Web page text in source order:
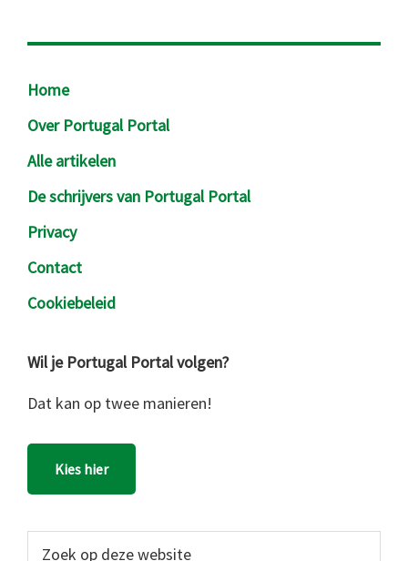
Footer
Home
Over Portugal Portal
Alle artikelen
De schrijvers van Portugal Portal
Privacy
Contact
Cookiebeleid
Wil je Portugal Portal volgen?
Dat kan op twee manieren!
Kies hier